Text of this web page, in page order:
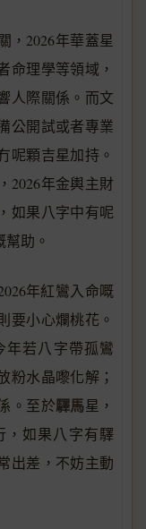
，2026年華蓋星
命理學等領域，
人際關係。而文
公開試或者專業
呢顆吉星加持。
2026年金輿主財
如果八字中有呢
助。
年紅鸞入命嘅
要小心爛桃花。
年若八字帶孤鸞
粉水晶嚟化解；
。至於驛馬星，
，如果八字有驛
出差，不妨主動